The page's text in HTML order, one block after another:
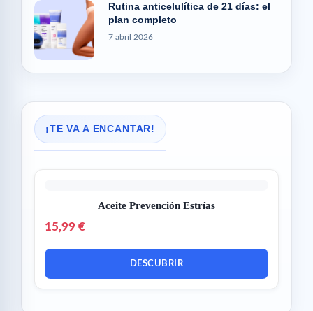
Rutina anticelulítica de 21 días: el
plan completo
7 abril 2026
¡TE VA A ENCANTAR!
Aceite Prevención Estrías
15,99 €
DESCUBRIR